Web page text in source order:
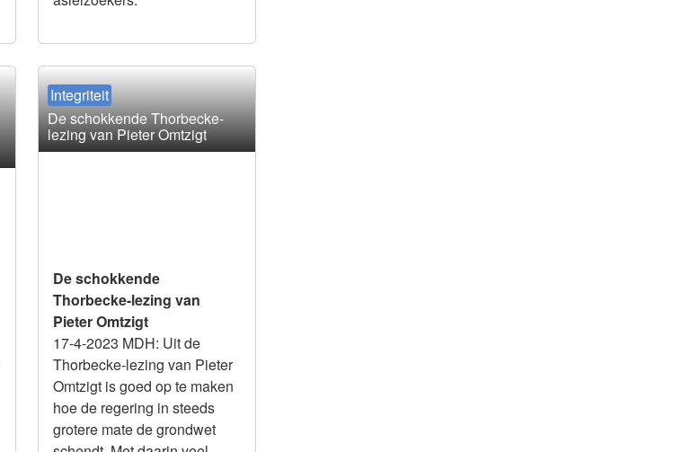
Integriteit
De schokkende Thorbecke-
lezing van Pieter Omtzigt
De schokkende
Thorbecke-lezing van
Pieter Omtzigt
17-4-2023 MDH: Uit de
Thorbecke-lezing van Pieter
Omtzigt is goed op te maken
hoe de regering in steeds
grotere mate de grondwet